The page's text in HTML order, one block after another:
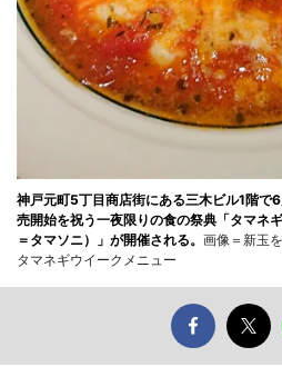
神戸元町5丁目商店街にある三木ビル1階で
売開始を祝う一夜限りの食の祭典「タマネ
＝タマソニ）」が開催される。 画像＝新玉
タマネギウイークメニュー